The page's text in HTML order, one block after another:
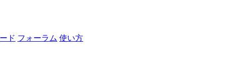
ド フォーラム 使い方